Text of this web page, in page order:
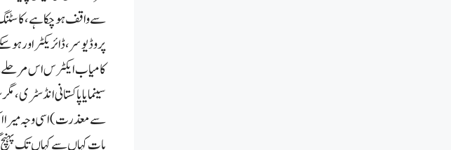
سے واقف ہوچکا ہے،کاسٹنگ
پروڈیوسر ،ڈائریکٹر اور
کامیاب ایکٹرس ا س مر
سینما یا پاکستانی
سے معذرت)اسی وجہ میرا